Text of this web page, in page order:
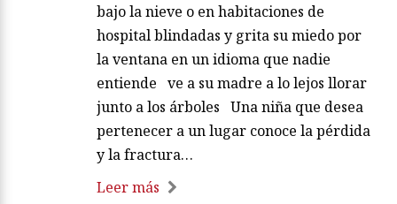
bajo la nieve o en habitaciones de
hospital blindadas y grita su miedo por
la ventana en un idioma que nadie
entiende ve a su madre a lo lejos llorar
junto a los árboles Una niña que desea
pertenecer a un lugar conoce la pérdida
y la fractura…
Leer más